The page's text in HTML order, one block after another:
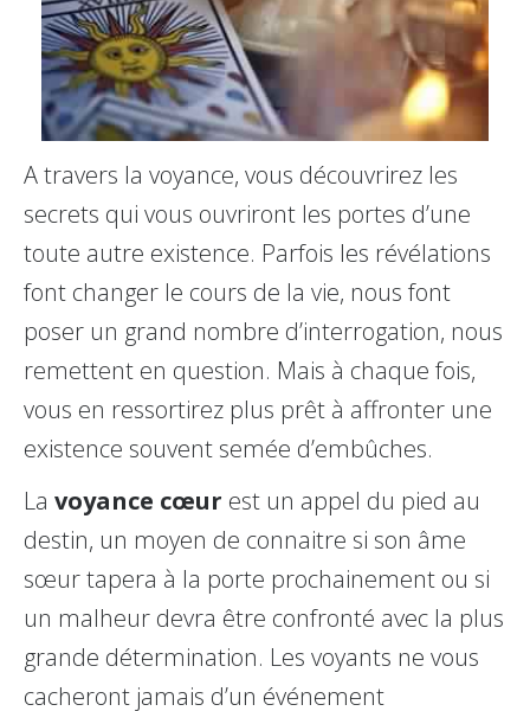
A travers la voyance, vous découvrirez les
secrets qui vous ouvriront les portes d’une
toute autre existence. Parfois les révélations
font changer le cours de la vie, nous font
poser un grand nombre d’interrogation, nous
remettent en question. Mais à chaque fois,
vous en ressortirez plus prêt à affronter une
existence souvent semée d’embûches.
La voyance cœur est un appel du pied au
destin, un moyen de connaitre si son âme
sœur tapera à la porte prochainement ou si
un malheur devra être confronté avec la plus
grande détermination. Les voyants ne vous
cacheront jamais d’un événement